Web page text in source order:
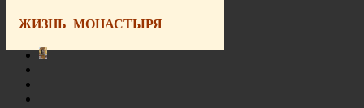
ЖИЗНЬ МОНАСТЫРЯ